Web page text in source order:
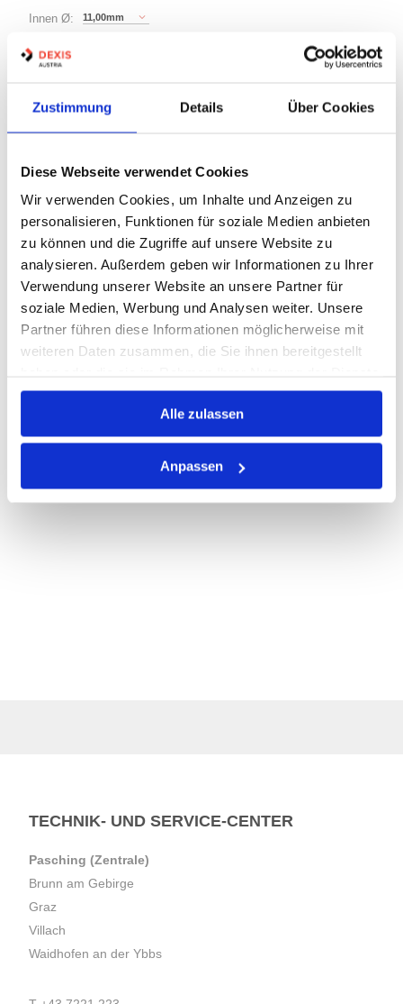
Zustimmung Details Über Cookies
Diese Webseite verwendet Cookies
Wir verwenden Cookies, um Inhalte und Anzeigen zu
personalisieren, Funktionen für soziale Medien anbieten
zu können und die Zugriffe auf unsere Website zu
analysieren. Außerdem geben wir Informationen zu Ihrer
Verwendung unserer Website an unsere Partner für
soziale Medien, Werbung und Analysen weiter. Unsere
Partner führen diese Informationen möglicherweise mit
weiteren Daten zusammen, die Sie ihnen bereitgestellt
gesammelt haben.
Alle zulassen
Anpassen
Innen Ø: 11,00mm
Bauform:
Minimum (10)
STK
Losgröße 10
Warenkorb
Nicht auf Lager
VARIANTEN
TECHNIK- UND SERVICE-CENTER
Pasching (Zentrale)
Brunn am Gebirge
Graz
Villach
Waidhofen an der Ybbs